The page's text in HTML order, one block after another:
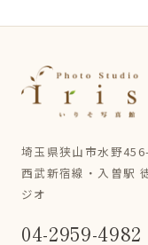
埼玉県狭山市水野
西武新宿線・入曽駅
ジオ
04-2959-4982